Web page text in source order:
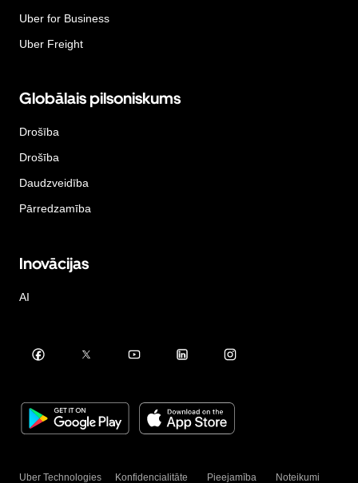
Uber for Business
Uber Freight
Globālais pilsoniskums
Drošība
Drošība
Daudzveidība
Pārredzamība
Inovācijas
AI
Uber Technologies Konfidencialitāte Pieejamība Noteikumi